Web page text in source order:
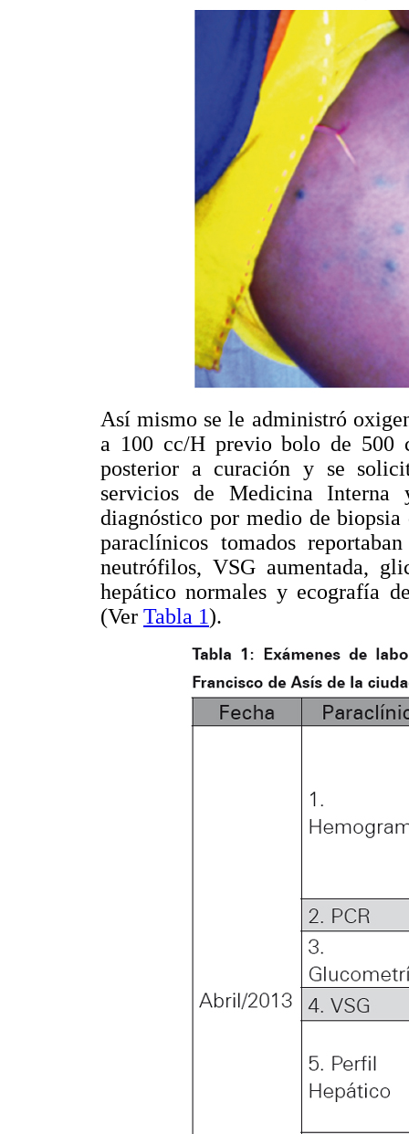
Así mismo se le administró
a 100 cc/H previo bolo de 500
posterior a curación y se
servicios de Medicina Interna
diagnóstico por medio de
paraclínicos tomados
neutrófilos, VSG aumentada,
hepático normales y ecografía
(Ver Tabla 1).